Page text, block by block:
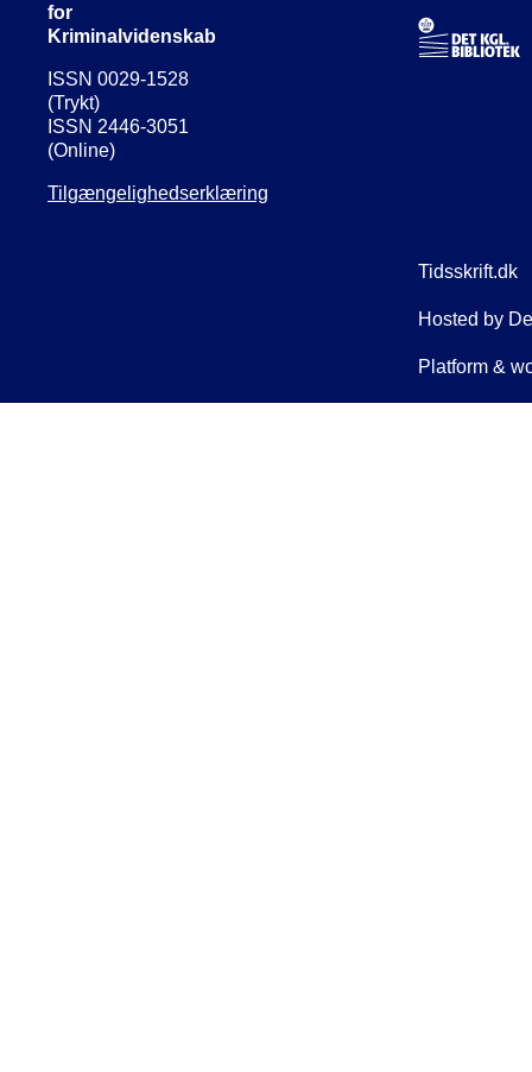
for
Kriminalvidenskab
ISSN 0029-1528
(Trykt)
ISSN 2446-3051
(Online)
Tilgængelighedserklæring